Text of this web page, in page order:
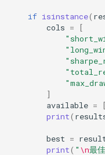
if isinstance(
cols =
[
]
available = [
print(
best =
print( " \n最